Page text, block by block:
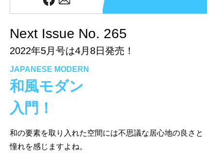
Next Issue No. 265
2022年5月号は4月8日発売！
JAPANESE MODERN
和風モダン
入門！
和の要素を取り入れた空間には不思議な居心地の良さと
憧れを感じますよね。